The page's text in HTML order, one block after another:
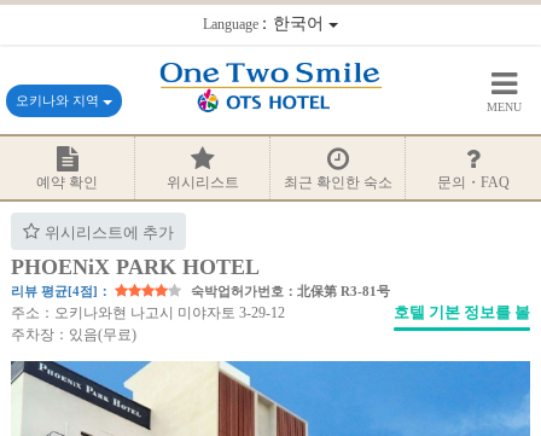
Language：한국어
오키나와 지역 MENU
예약 확인 위시리스트 최근 확인한 숙소 문의・FAQ
위시리스트에 추가
PHOENiX PARK HOTEL
리뷰 평균[4점]： 숙박업허가번호：北保第 R3-81号
주소：오키나와현 나고시 미야자토 3-29-12
주차장：있음(무료)
호텔 기본 정보를 볼